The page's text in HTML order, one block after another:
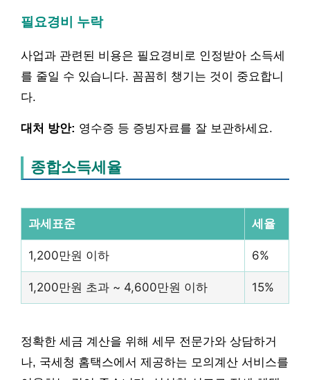
필요경비 누락
사업과 관련된 비용은 필요경비로 인정받아 소득세
를 줄일 수 있습니다. 꼼꼼히 챙기는 것이 중요합니
다.
대처 방안: 영수증 등 증빙자료를 잘 보관하세요.
종합소득세율
과세표준 세율
1,200만원 이하 6%
1,200만원 초과 ~ 4,600만원 이하 15%
정확한 세금 계산을 위해 세무 전문가와 상담하거
나, 국세청 홈택스에서 제공하는 모의계산 서비스를